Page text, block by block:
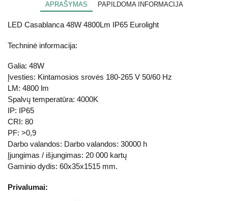
APRAŠYMAS PAPILDOMA INFORMACIJA
LED Casablanca 48W 4800Lm IP65 Eurolight
Techninė informacija:
Galia: 48W
Įvesties: Kintamosios srovės 180-265 V 50/60 Hz
LM: 4800 lm
Spalvų temperatūra: 4000K
IP: IP65
CRI: 80
PF: >0,9
Darbo valandos: Darbo valandos: 30000 h
Įjungimas / išjungimas: 20 000 kartų
Gaminio dydis: 60x35x1515 mm.
Privalumai: